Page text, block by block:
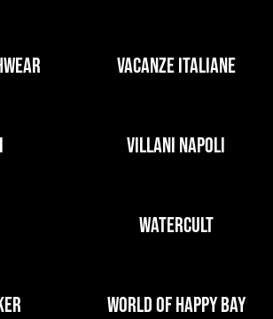
VACANZE ITALIANE
VILLANI NAPOLI
WATERCULT
WORLD OF HAPPY BAY